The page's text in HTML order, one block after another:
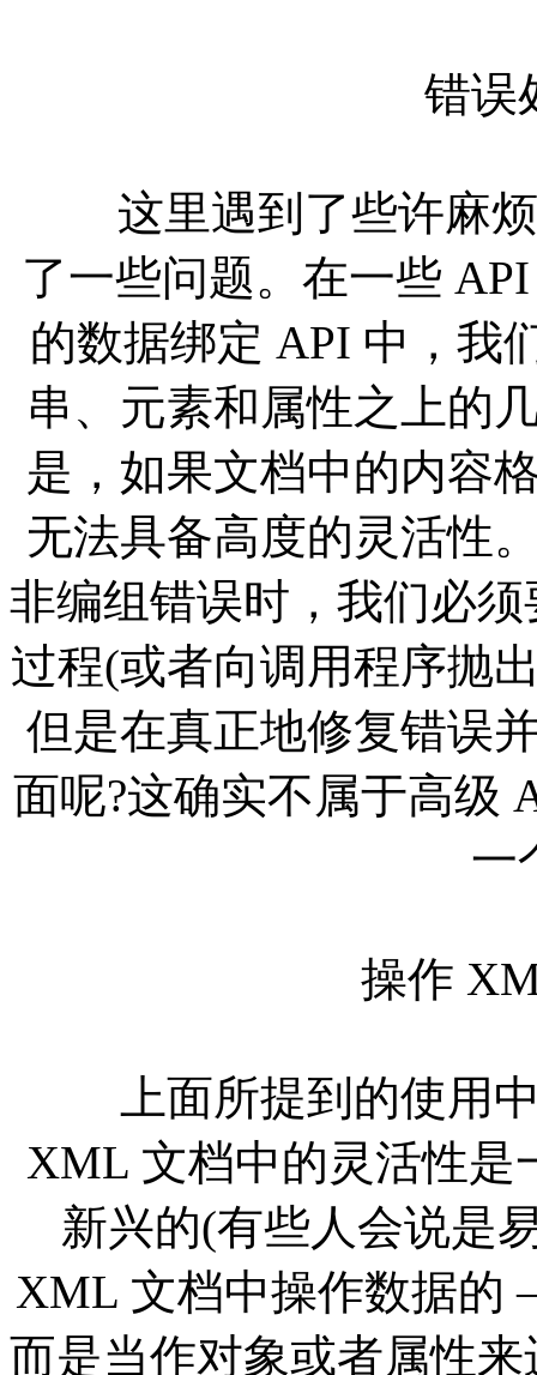
错误处
这里遇到了些许麻烦
了一些问题。在一些
的数据绑定 API 中，我
串、元素和属性之上的
是，如果文档中的内容
无法具备高度的灵活性
非编组错误时，我们必
过程(或者向调用程序抛
但是在真正地修复错误
面呢?这确实不属于高级
一
操作
上面所提到的使用中
XML 文档中的灵活性是
新兴的(有些人会说是
XML 文档中操作数据的
而是当作对象或者属性